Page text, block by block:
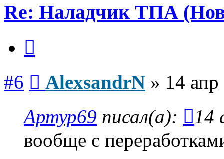
Re: Наладчик ТПА
#6 AlexsandrN » 14
Артур69 писал(а):
14
вообще с